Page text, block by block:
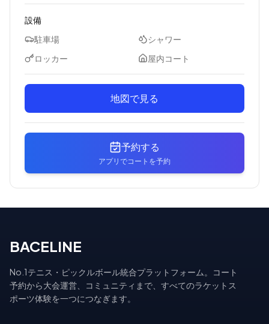
設備
駐車場
シャワー
ロッカー
屋内コート
地図で見る
予約する
アプリでコートを予約
BACELINE
No.1テニス・ピックルボール統合プラットフォーム。コート
予約から大会運営、コミュニティまで、すべてのラケットス
ポーツ体験を一つにつなぎます。